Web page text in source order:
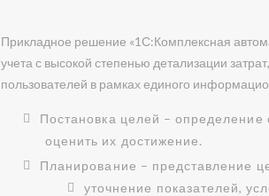
Прикладное решение «1С:Комплексная
учета с высокой степенью детализации
пользователей в рамках единого
Постановка целей –
оценить их достижение.
Планирование – представление
уточнение показателей,